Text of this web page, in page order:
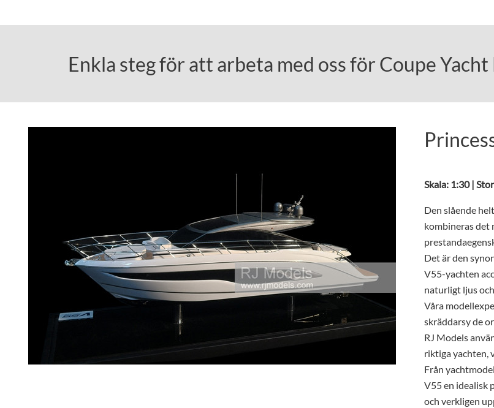
Enkla steg för att arbeta med oss för Coupe
Skala: 1:30 |
Den slående
kombineras det
Det är den
V55-yachten
naturligt ljus
Våra
skräddarsy de
RJ Models
riktiga yachten,
Från
V55 en idealisk
och verkligen